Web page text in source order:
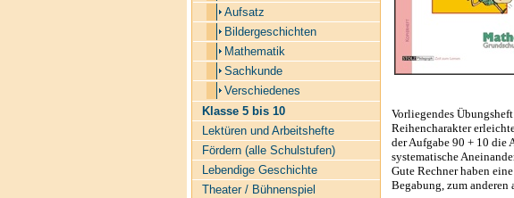
Aufsatz
Bildergeschichten
Mathematik
Sachkunde
Verschiedenes
Klasse 5 bis 10
Lektüren und Arbeitshefte
Fördern (alle Schulstufen)
Lebendige Geschichte
Theater / Bühnenspiel
Vorliegendes
Reihencharakter
der Aufgabe 90 + 10 die
systematische
Gute Rechner haben
Begabung, zum anderen